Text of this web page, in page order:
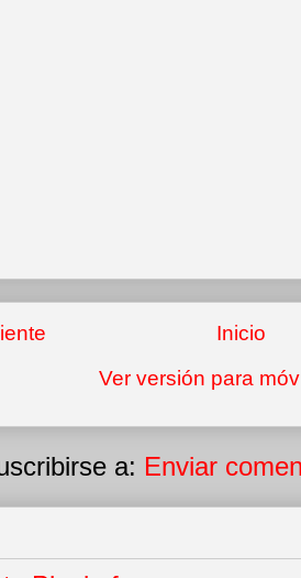
Inicio
Ver versión para
a: Enviar